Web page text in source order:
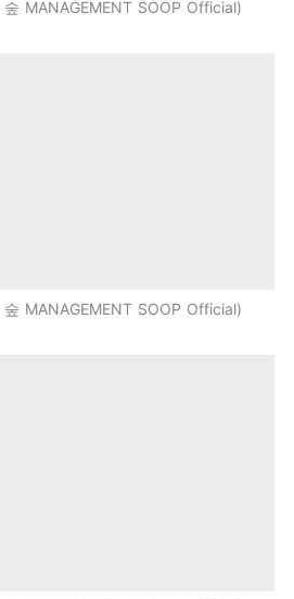
MANAGEMENT SOOP Official
MANAGEMENT SOOP Official